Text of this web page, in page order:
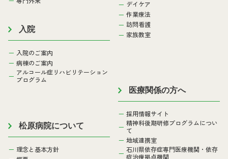
入院
入院のご案内
病棟のご案内
アルコール症リハビリテーション
プログラム
デイケア
作業療法
訪問看護
家族教室
松原病院について
理念と基本方針
医療関係の方へ
採用情報サイト
精神科後期研修プログラムについ
て
地域連携室
石川県依存症専門医療機関・依存
症治療拠点機関